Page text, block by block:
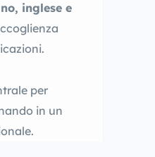
inglese e
per
in un